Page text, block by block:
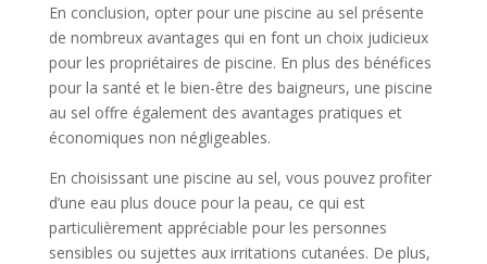
En conclusion, opter pour une piscine au sel présente
de nombreux avantages qui en font un choix judicieux
pour les propriétaires de piscine. En plus des bénéfices
pour la santé et le bien-être des baigneurs, une piscine
au sel offre également des avantages pratiques et
économiques non négligeables.
En choisissant une piscine au sel, vous pouvez profiter
d’une eau plus douce pour la peau, ce qui est
particulièrement appréciable pour les personnes
sensibles ou sujettes aux irritations cutanées. De plus,